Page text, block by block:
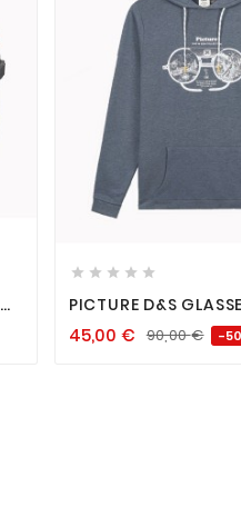
    
PICTURE D&S
DARK BLUE MELANGE
45,00 € 90,00€ -